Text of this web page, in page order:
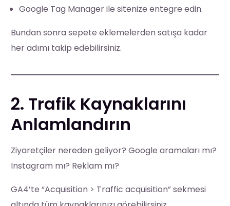
Google Tag Manager ile sitenize entegre edin.
Bundan sonra sepete eklemelerden satışa kadar
her adımı takip edebilirsiniz.
2. Trafik Kaynaklarını
Anlamlandırın
Ziyaretçiler nereden geliyor? Google aramaları mı?
Instagram mı? Reklam mı?
GA4’te “Acquisition > Traffic acquisition” sekmesi